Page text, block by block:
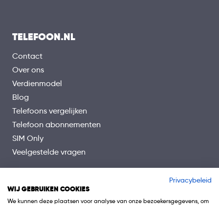
TELEFOON.NL
Contact
Over ons
Verdienmodel
Blog
Telefoons vergelijken
Telefoon abonnementen
SIM Only
Veelgestelde vragen
Privacybeleid
WIJ GEBRUIKEN COOKIES
We kunnen deze plaatsen voor analyse van onze bezoekersgegevens, om